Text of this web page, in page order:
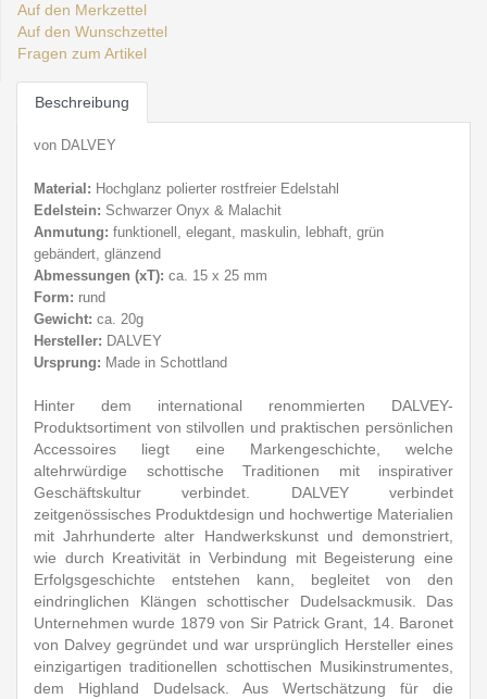
Auf den Merkzettel
Auf den Wunschzettel
Fragen zum Artikel
Beschreibung
von DALVEY
Material: Hochglanz polierter rostfreier Edelstahl
Edelstein: Schwarzer Onyx & Malachit
Anmutung: funktionell, elegant, maskulin, lebhaft, grün
gebändert, glänzend
Abmessungen (xT): ca. 15 x 25 mm
Form: rund
Gewicht: ca. 20g
Hersteller: DALVEY
Ursprung: Made in Schottland
Hinter dem international renommierten DALVEY-
Produktsortiment von stilvollen und praktischen persönlichen
Accessoires liegt eine Markengeschichte, welche
altehrwürdige schottische Traditionen mit inspirativer
Geschäftskultur verbindet. DALVEY verbindet
zeitgenössisches Produktdesign und hochwertige Materialien
mit Jahrhunderte alter Handwerkskunst und demonstriert,
wie durch Kreativität in Verbindung mit Begeisterung eine
Erfolgsgeschichte entstehen kann, begleitet von den
eindringlichen Klängen schottischer Dudelsackmusik. Das
Unternehmen wurde 1879 von Sir Patrick Grant, 14. Baronet
von Dalvey gegründet und war ursprünglich Hersteller eines
einzigartigen traditionellen schottischen Musikinstrumentes,
dem Highland Dudelsack. Aus Wertschätzung für die